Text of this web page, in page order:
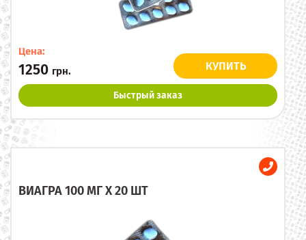
Цена:
1250 грн. КУПИТЬ
Быстрый заказ
ВИАГРА 100 МГ X 20 ШТ